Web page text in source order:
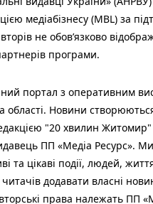
медіабізнесу (MBL) за
не обов’язково
програми.
портал з оперативним
області. Новини
"20 хвилин Житомир"
ПП «Медіа Ресурс». Ми
та цікаві події, людей,
додавати власні
права належать ПП